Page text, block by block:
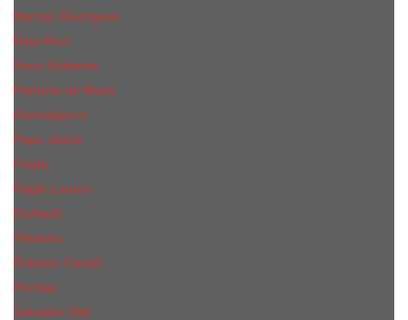
Narciso Rodriguez
Nina Ricci
Paco Rabanne
Parfums de Marly
Penhaligon's
Pepe Jeans
Prada
Ralph Lauren
RicHarD
Rihanna
Roberto Cavalli
Rochas
Salvador Dali